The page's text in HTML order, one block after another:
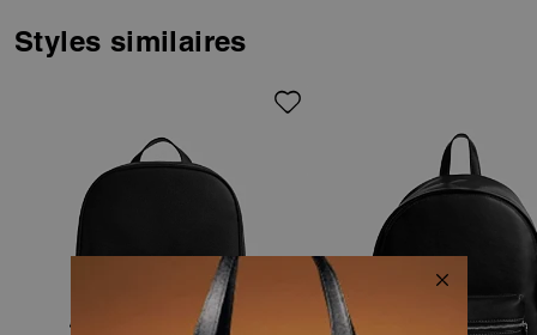
padded tech sleeve with space
multifunction pockets for
keeping your phone, chargers
and other essentials organized.
Styles similaires